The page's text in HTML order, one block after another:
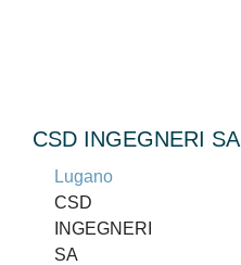
CSD INGEGNERI SA
Lugano
CSD
INGEGNERI
SA